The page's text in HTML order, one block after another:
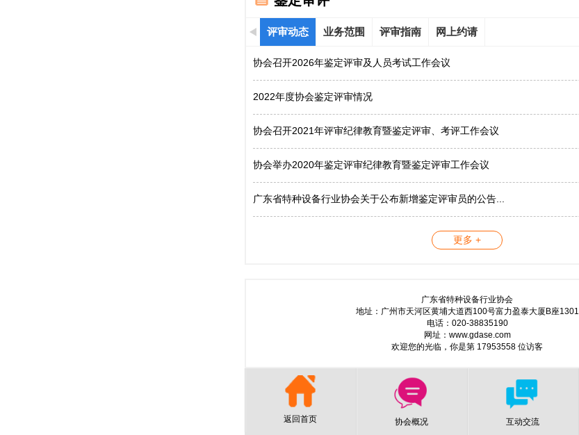
评审动态 业务范围 评审指南 网上约请
协会召开2026年鉴定评审及人员考试工作会议
2022年度协会鉴定评审情况
协会召开2021年评审纪律教育暨鉴定评审、考评工作会议
协会举办2020年鉴定评审纪律教育暨鉴定评审工作会议
广东省特种设备行业协会关于公布新增鉴定评审员的公告...
更多 +
广东省特种设备行业协会
地址：广州市天河区黄埔大道西100号富力盈泰大厦B座1301
电话：020-38835190
网址：www.gdase.com
欢迎您的光临，你是第 17953558 位访客
返回首页 协会概况 互动交流